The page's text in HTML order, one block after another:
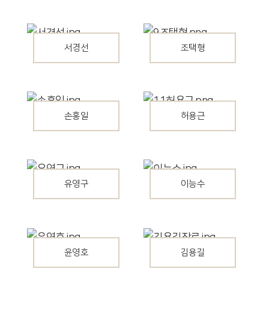
서경선 조택형
손홍일 허용근
유영구 이능수
윤영호 김용길